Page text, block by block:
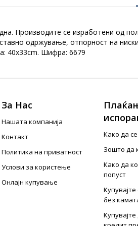
Производите се изработени од
одржување, отпорност на
40x33cm. Шифра: 6679
За Нас
Нашата компанија
Контакт
Политика на приватност
Услови за користење
Онлајн купување
Како да
Зошто да
Како да
попуст
без